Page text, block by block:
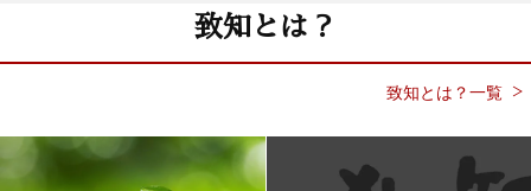
致知とは？
致知とは？一覧